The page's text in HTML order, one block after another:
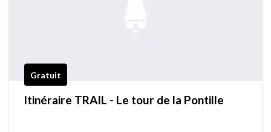
Gratuit
Itinéraire TRAIL - Le tour de la Pontille